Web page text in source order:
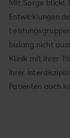
Mit Sorge blickt
Entwicklungen
bislang nicht
Klinik mit ihrer
ihrer
Patienten auch